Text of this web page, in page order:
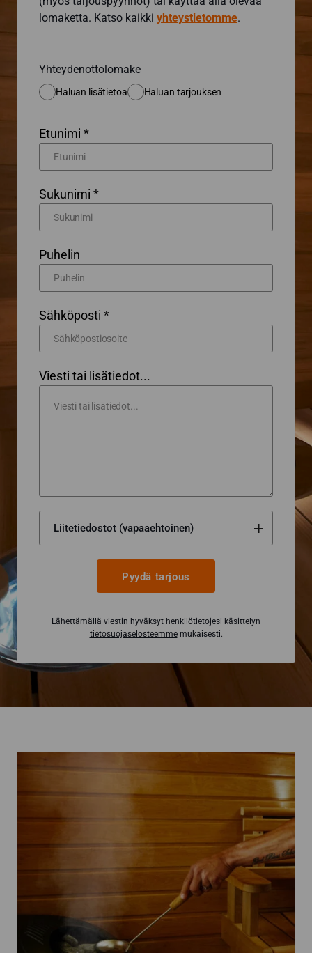
lomaketta. Katso kaikki yhteystietomme.
Yhteydenottolomake
Haluan lisätietoa Haluan tarjouksen
Etunimi *
Sukunimi *
Puhelin
Sähköposti *
Viesti tai lisätiedot...
Pyydä tarjous
Lähettämällä viestin hyväksyt henkilötietojesi käsittelyn
tietosuojaselosteemmemukaisesti.